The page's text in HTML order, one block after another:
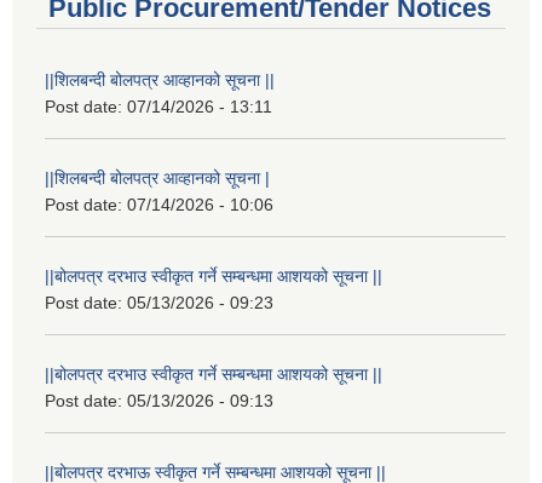
Public Procurement/Tender Notices
||शिलबन्दी बोलपत्र आव्हानको सूचना ||
Post date: 07/14/2026 - 13:11
||शिलबन्दी बोलपत्र आव्हानको सूचना |
Post date: 07/14/2026 - 10:06
||बोलपत्र दरभाउ स्वीकृत गर्ने सम्बन्धमा आशयको सूचना ||
Post date: 05/13/2026 - 09:23
||बोलपत्र दरभाउ स्वीकृत गर्ने सम्बन्धमा आशयको सूचना ||
Post date: 05/13/2026 - 09:13
||बोलपत्र दरभाऊ स्वीकृत गर्ने सम्बन्धमा आशयको सूचना ||